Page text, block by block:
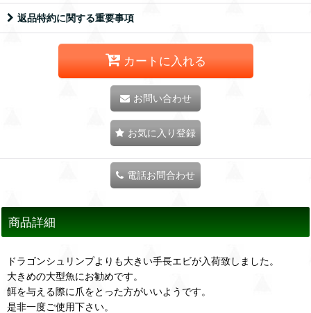
返品特約に関する重要事項
カートに入れる
お問い合わせ
お気に入り登録
電話お問合わせ
商品詳細
ドラゴンシュリンプよりも大きい手長エビが入荷致しました。
大きめの大型魚にお勧めです。
餌を与える際に爪をとった方がいいようです。
是非一度ご使用下さい。